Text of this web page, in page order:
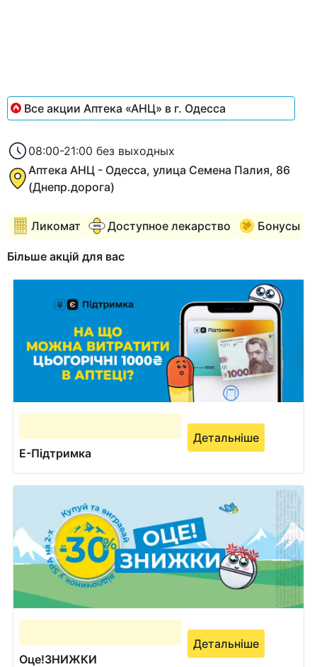
Все акции Аптека «АНЦ» в г. Одесса
08:00-21:00 без выходных
Аптека АНЦ - Одесса, улица Семена Палия, 86
(Днепр.дорога)
Ликомат Доступное лекарство Бонусы
Більше акцій для вас
Е-Підтримка
Детальніше
Оце!ЗНИЖКИ
Детальніше